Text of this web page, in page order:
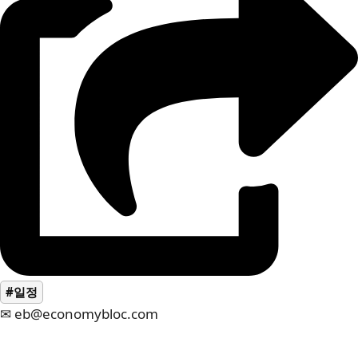
#일정
✉ eb@economybloc.com